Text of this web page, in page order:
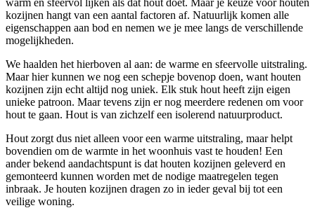
warm en sfeervol lijken als dat hout doet. Maar je keuze voor houten
kozijnen hangt van een aantal factoren af. Natuurlijk komen alle
eigenschappen aan bod en nemen we je mee langs de verschillende
mogelijkheden.
We haalden het hierboven al aan: de warme en sfeervolle uitstraling.
Maar hier kunnen we nog een schepje bovenop doen, want houten
kozijnen zijn echt altijd nog uniek. Elk stuk hout heeft zijn eigen
unieke patroon. Maar tevens zijn er nog meerdere redenen om voor
hout te gaan. Hout is van zichzelf een isolerend natuurproduct.
Hout zorgt dus niet alleen voor een warme uitstraling, maar helpt
bovendien om de warmte in het woonhuis vast te houden! Een
ander bekend aandachtspunt is dat houten kozijnen geleverd en
gemonteerd kunnen worden met de nodige maatregelen tegen
inbraak. Je houten kozijnen dragen zo in ieder geval bij tot een
veilige woning.